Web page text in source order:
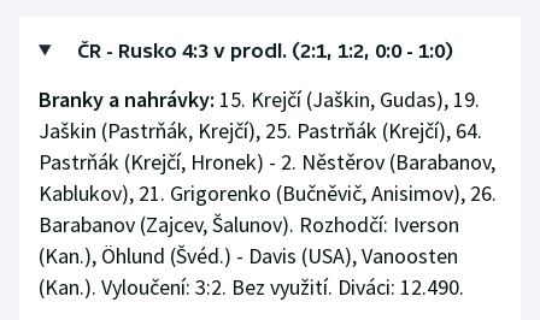
ČR - Rusko 4:3 v prodl. (2:1, 1:2, 0:0 - 1:0)
Branky a nahrávky: 15. Krejčí (Jaškin, Gudas), 19.
Jaškin (Pastrňák, Krejčí), 25. Pastrňák (Krejčí), 64.
Pastrňák (Krejčí, Hronek) - 2. Něstěrov (Barabanov,
Kablukov), 21. Grigorenko (Bučněvič, Anisimov), 26.
Barabanov (Zajcev, Šalunov). Rozhodčí: Iverson
(Kan.), Öhlund (Švéd.) - Davis (USA), Vanoosten
(Kan.). Vyloučení: 3:2. Bez využití. Diváci: 12.490.